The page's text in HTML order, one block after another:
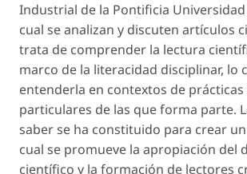
Industrial de la Pontificia Universidad
cual se analizan y discuten artículos
trata de comprender la lectura
marco de la literacidad disciplinar, lo
entenderla en contextos de prácticas
particulares de las que forma parte.
saber se ha constituido para crear
cual se promueve la apropiación del
científico y la formación de lectores